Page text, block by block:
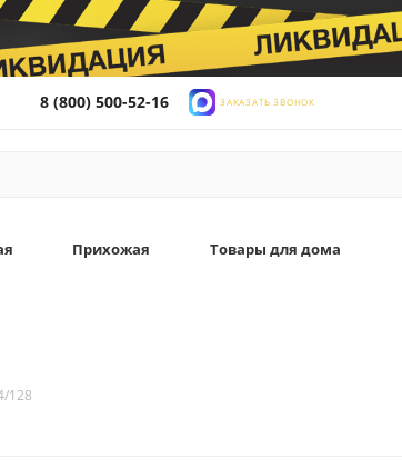
8 (800) 500-52-16 ЗАКАЗАТЬ ЗВОНОК
Прихожая Товары для дома
128